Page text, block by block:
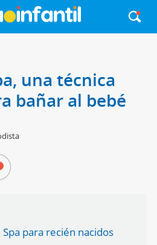
una técnica
bañar al bebé
para recién nacidos